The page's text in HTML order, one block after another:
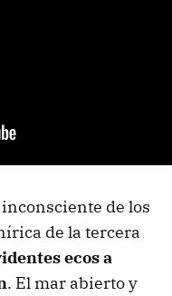
de los
de la tercera
ecos a
. El mar abierto y